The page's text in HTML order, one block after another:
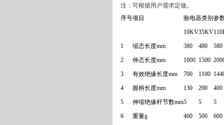
注：可根据用户需求定做。
序号项目
验电器类别参
10KV35KV
1
缩态长度mm 380 480
580
2
伸态长度mm 1000 1500
3
有效绝缘长度mm 700 1100
4
握柄长度mm 130 200
400
5
伸缩绝缘杆节数mm5 5
5
6
重量g 400 500
600